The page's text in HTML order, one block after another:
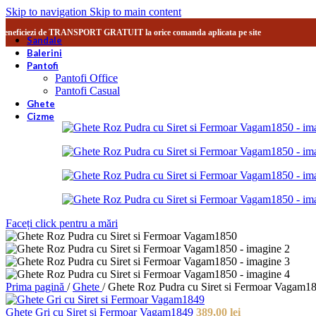
Skip to navigation Skip to main content
de TRANSPORT GRATUIT la orice comanda aplicata pe site
Sandale
Balerini
Pantofi
Pantofi Office
Pantofi Casual
Ghete
Cizme
Faceți click pentru a mări
Prima pagină / Ghete / Ghete Roz Pudra cu Siret si Fermoar
Ghete Gri cu Siret si Fermoar Vagam1849 389,00 lei